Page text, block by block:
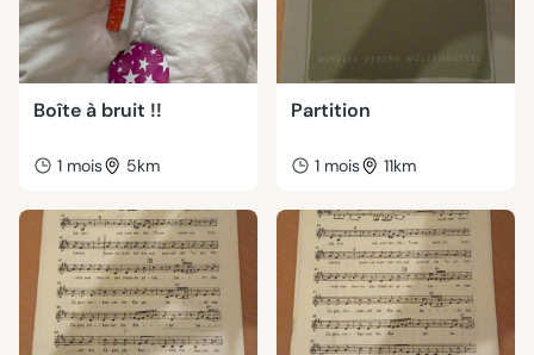
Boîte à bruit !!
1 mois 5km
Partition
1 mois 11km